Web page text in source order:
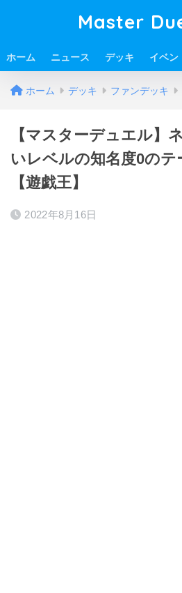
Master
ホーム ニュース デッキ イベン
ホーム デッキ ファンデッキ
【マスターデュエル】
いレベルの知名度0の
【遊戯王】
2022年8月16日